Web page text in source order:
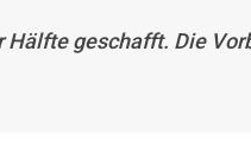
Hälfte geschafft. Die